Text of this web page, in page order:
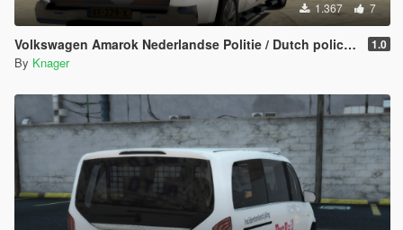
1.367 7
Volkswagen Amarok Nederlandse Politie / Dutch police [ELS / 4K] 1.0
By Knager